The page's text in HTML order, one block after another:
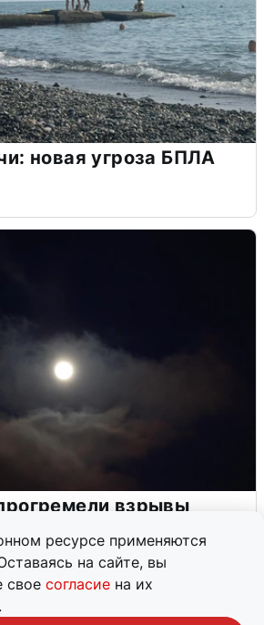
ресурсе применяются
на сайте, вы
свое согласие на их
новая угроза БПЛА
взрывы